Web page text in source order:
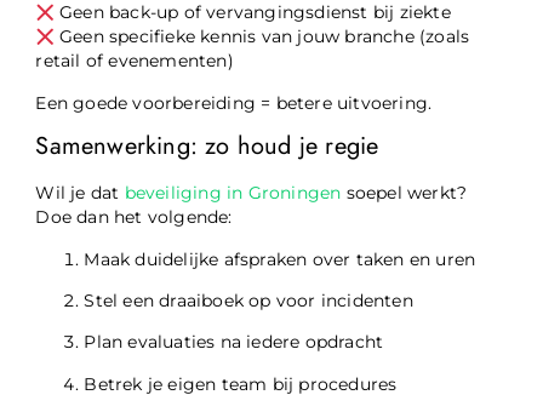
Geen back-up of vervangingsdienst bij ziekte
Geen specifieke kennis van jouw branche (zoals
retail of evenementen)
Een goede voorbereiding = betere uitvoering.
Samenwerking: zo houd je regie
Wil je dat beveiliging in Groningen soepel werkt?
Doe dan het volgende:
Maak duidelijke afspraken over taken en uren
Stel een draaiboek op voor incidenten
Plan evaluaties na iedere opdracht
Betrek je eigen team bij procedures